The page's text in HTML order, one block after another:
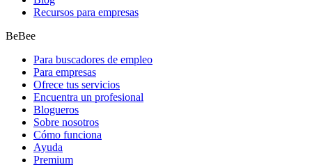
Recursos para empresas
BeBee
Para buscadores de empleo
Para empresas
Ofrece tus servicios
Encuentra un profesional
Blogueros
Sobre nosotros
Cómo funciona
Ayuda
Premium